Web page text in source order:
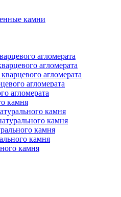
камни
агломерата
агломерата
агломерата
агломерата
агломерата
камня
камня
камня
камня
камня
камня